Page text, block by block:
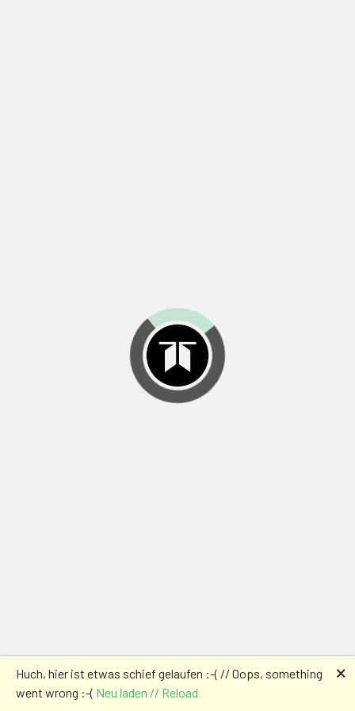
Huch, hier ist etwas schief gelaufen :-( // Oops, something
went wrong :-( Neu laden // Reload
🗙